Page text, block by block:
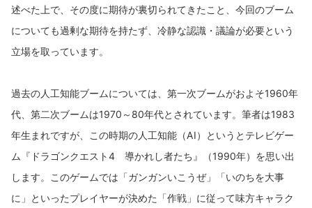
述べた上で、その度に期待が裏切られてきたこと、今回のブーム
についても過剰な期待を持たず、冷静な認識・議論が必要という
立場を取っています。
過去の人工知能ブームについては、第一次ブームがおよそ1960年
代、第二次ブームは1970～80年代とされています。筆者は1983
年生まれですが、この時期の人工知能（AI）というとテレビゲー
ム『ドラゴンクエスト4 導かれし者たち』（1990年）を思い出
します。このゲームでは「ガンガンいこうぜ」「いのちを大事
に」といったプレイヤーが決めた「作戦」に従って味方キャラク